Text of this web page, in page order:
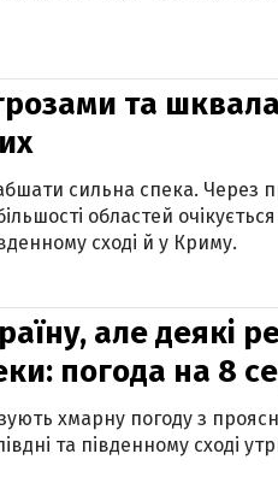
та
сильна спека. Через
областей
сході й у Криму.
але деякі
погода на 8
хмарну погоду з
та південному сході